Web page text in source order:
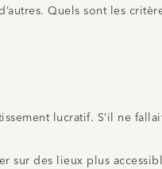
Quels sont les
lucratif. S’il ne
sur des lieux plus